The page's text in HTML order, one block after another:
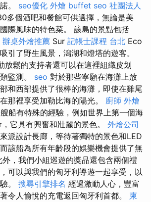
。 seo優化 外燴 buffet seo 社團法人
多個酒吧和餐館可供選擇，無論是美
際風味的特色菜。 該島的景點包括
辦桌外燴推薦 Sur 記帳士課程 台北 Eco
引了野生風景，潟湖和燈塔的遊客。
放鬆的支持者還可以在這裡組織皮划
監測。 seo 對於那些寧願在海灘上放
和西部提供了很棒的海灘，即使在雞尾
那裡享受加勒比海的陽光。 廚師 外燴
船有特殊的經驗，例如世界上第一個海
它具有興奮和壯麗的景色。 外燴公司
派設計長廊，等待著獨特的景色和LED
該船為所有年齡段的娛樂機會提供了無
，我們小組巡遊的獎品還包含兩個禮
可以與我們的匈牙利導遊一起享受，以
。 搜尋引擎排名 經過激動人心，豐富
令人愉悅的充電返回匈牙利首都。 柬